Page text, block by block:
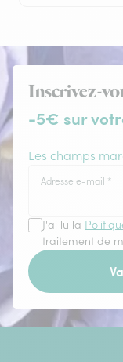
Inscrivez-
-5€ sur
Les champs
Adresse e-mail *
J'ai lu la
traitement de